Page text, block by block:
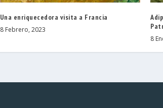
Una enriquecedora visita a Francia
8 Febrero, 2023
8